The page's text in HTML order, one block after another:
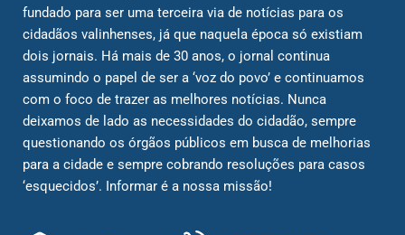
fundado para ser uma terceira via de notícias para os
cidadãos valinhenses, já que naquela época só existiam
dois jornais. Há mais de 30 anos, o jornal continua
assumindo o papel de ser a ‘voz do povo’ e continuamos
com o foco de trazer as melhores notícias. Nunca
deixamos de lado as necessidades do cidadão, sempre
questionando os órgãos públicos em busca de melhorias
para a cidade e sempre cobrando resoluções para casos
‘esquecidos’. Informar é a nossa missão!